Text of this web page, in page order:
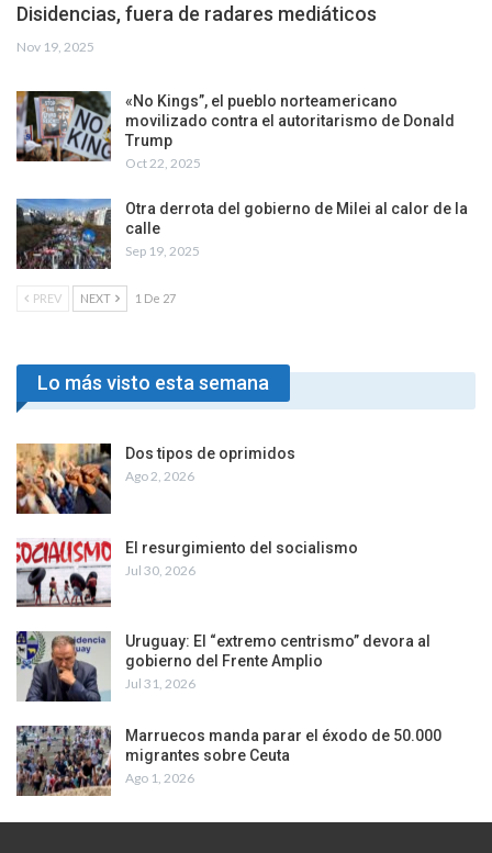
Disidencias, fuera de radares mediáticos
Nov 19, 2025
«No Kings”, el pueblo norteamericano
movilizado contra el autoritarismo de Donald
Trump
Oct 22, 2025
Otra derrota del gobierno de Milei al calor de la
calle
Sep 19, 2025
PREV NEXT 1 De 27
Lo más visto esta semana
Dos tipos de oprimidos
Ago 2, 2026
El resurgimiento del socialismo
Jul 30, 2026
Uruguay: El “extremo centrismo” devora al
gobierno del Frente Amplio
Jul 31, 2026
Marruecos manda parar el éxodo de 50.000
migrantes sobre Ceuta
Ago 1, 2026